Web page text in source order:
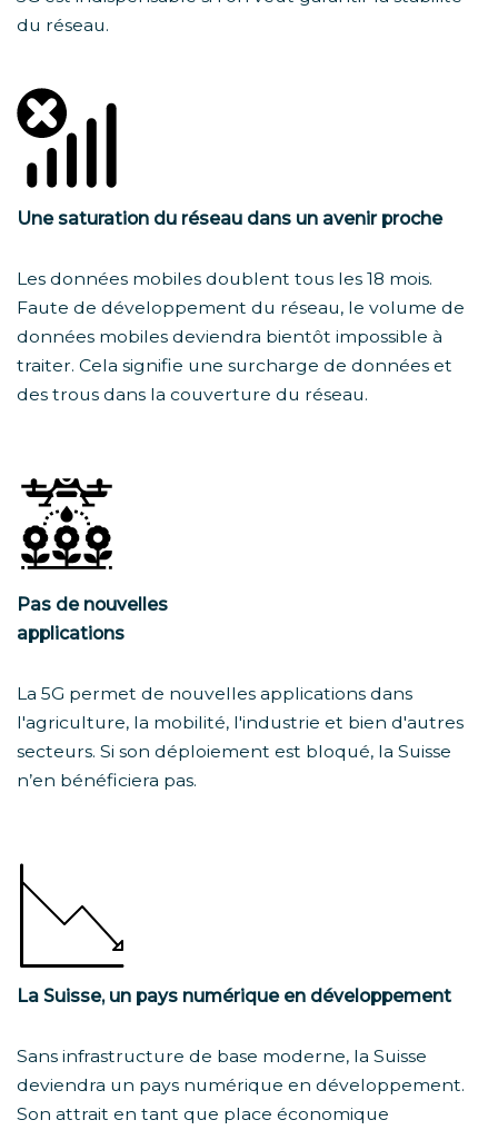
du réseau.
Une saturation du réseau dans un avenir proche
Les données mobiles doublent tous les 18 mois.
Faute de développement du réseau, le volume de
données mobiles deviendra bientôt impossible à
traiter. Cela signifie une surcharge de données et
des trous dans la couverture du réseau.
Pas de nouvelles
applications
La 5G permet de nouvelles applications dans
l'agriculture, la mobilité, l'industrie et bien d'autres
secteurs. Si son déploiement est bloqué, la Suisse
n’en bénéficiera pas.
La Suisse, un pays numérique en développement
Sans infrastructure de base moderne, la Suisse
deviendra un pays numérique en développement.
Son attrait en tant que place économique